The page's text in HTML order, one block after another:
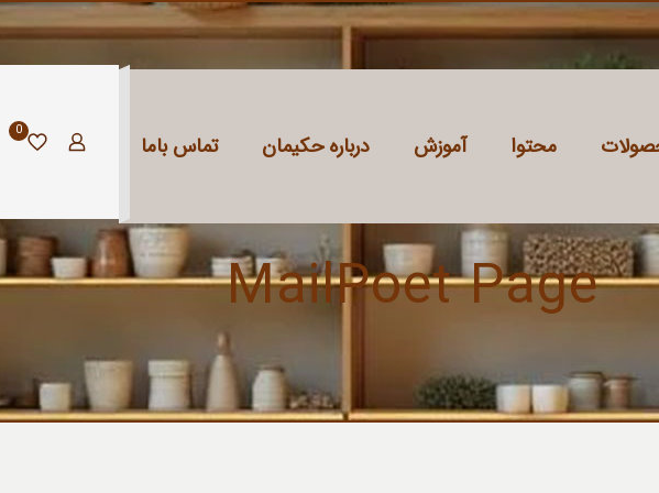
محتوا آموزش درباره حکیمان تماس باما
0
MailPoet Page